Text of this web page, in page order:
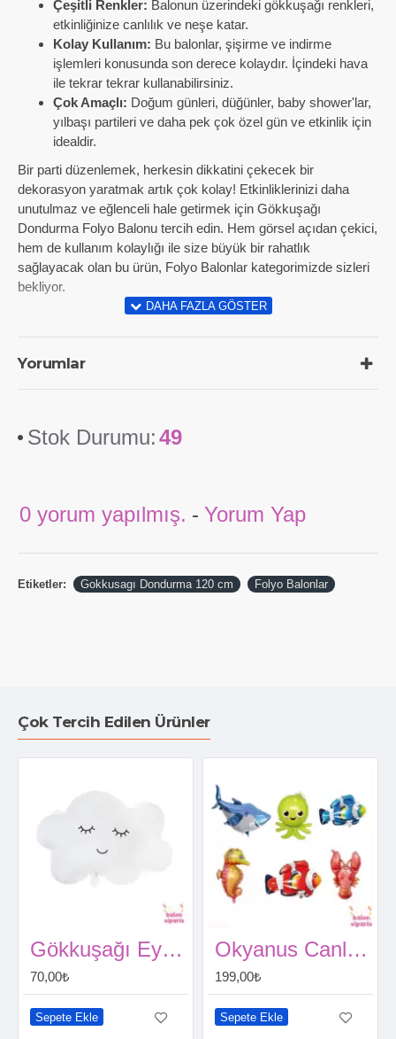
Çeşitli Renkler: Balonun üzerindeki gökkuşağı renkleri,
etkinliğinize canlılık ve neşe katar.
Kolay Kullanım: Bu balonlar, şişirme ve indirme
işlemleri konusunda son derece kolaydır. İçindeki hava
ile tekrar tekrar kullanabilirsiniz.
Çok Amaçlı: Doğum günleri, düğünler, baby shower'lar,
yılbaşı partileri ve daha pek çok özel gün ve etkinlik için
idealdir.
Bir parti düzenlemek, herkesin dikkatini çekecek bir
dekorasyon yaratmak artık çok kolay! Etkinliklerinizi daha
unutulmaz ve eğlenceli hale getirmek için Gökkuşağı
Dondurma Folyo Balonu tercih edin. Hem görsel açıdan çekici,
hem de kullanım kolaylığı ile size büyük bir rahatlık
sağlayacak olan bu ürün, Folyo Balonlar kategorimizde sizleri
bekliyor.
Yorumlar
Stok Durumu:49
0 yorum yapılmış. - Yorum Yap
Etiketler: Gokkusagı Dondurma 120 cm Folyo Balonlar
Çok Tercih Edilen Ürünler
Gökkuşağı Eyelash Cloud Folyo Balon
70,00₺
Sepete Ekle
Okyanus Canlıları Folyo Balon Seti 6’lı
199,00₺
Sepete Ekle